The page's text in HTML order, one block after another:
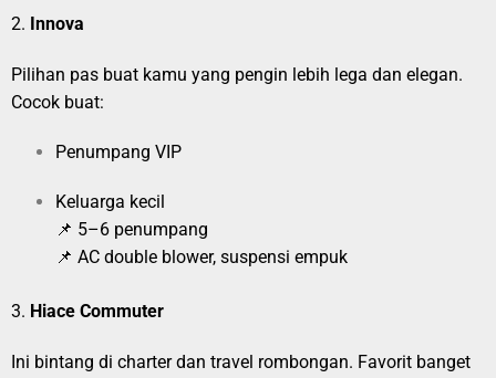
2. Innova
Pilihan pas buat kamu yang pengin lebih lega dan elegan.
Cocok buat:
Penumpang VIP
Keluarga kecil
📌 5–6 penumpang
📌 AC double blower, suspensi empuk
3. Hiace Commuter
Ini bintang di charter dan travel rombongan. Favorit banget